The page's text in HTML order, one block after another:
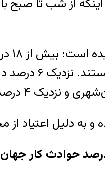
از شب تا صبح
ستاد
درصد حوادث کار